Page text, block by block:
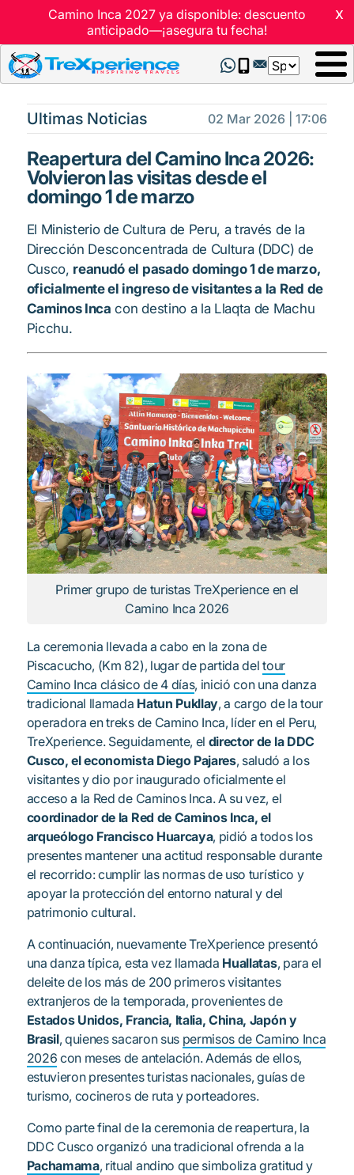
x
Camino Inca 2027 ya disponible: descuento
anticipado—¡asegura tu fecha!
Select
your
Ultimas Noticias 02 Mar 2026 | 17:06
Reapertura del Camino Inca 2026:
Volvieron las visitas desde el
domingo 1 de marzo
El Ministerio de Cultura de Peru, a través de la
Dirección Desconcentrada de Cultura (DDC) de
Cusco, reanudó el pasado domingo 1 de marzo,
oficialmente el ingreso de visitantes a la Red de
Caminos Inca con destino a la Llaqta de Machu
Picchu.
Primer grupo de turistas TreXperience en el
Camino Inca 2026
La ceremonia llevada a cabo en la zona de
Piscacucho, (Km 82), lugar de partida deltour
Camino Inca clásico de 4 días, inició con una danza
tradicional llamada Hatun Pukllay, a cargo de la tour
operadora en treks de Camino Inca, líder en el Peru,
TreXperience. Seguidamente, el director de la DDC
Cusco, el economista Diego Pajares, saludó a los
visitantes y dio por inaugurado oficialmente el
acceso a la Red de Caminos Inca. A su vez, el
coordinador de la Red de Caminos Inca, el
arqueólogo Francisco Huarcaya, pidió a todos los
presentes mantener una actitud responsable durante
el recorrido: cumplir las normas de uso turístico y
apoyar la protección del entorno natural y del
patrimonio cultural.
A continuación, nuevamente TreXperience presentó
una danza típica, esta vez llamada Huallatas, para el
deleite de los más de 200 primeros visitantes
extranjeros de la temporada, provenientes de
Estados Unidos, Francia, Italia, China, Japón y
Brasil, quienes sacaron sus permisos de Camino Inca
2026 con meses de antelación. Además de ellos,
estuvieron presentes turistas nacionales, guías de
turismo, cocineros de ruta y porteadores.
Como parte final de la ceremonia de reapertura, la
DDC Cusco organizó una tradicional ofrenda a la
Pachamama, ritual andino que simboliza gratitud y